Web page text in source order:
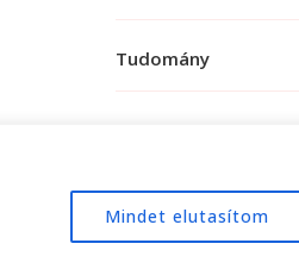
Mindet elutasítom
Tudomány
WordPress.